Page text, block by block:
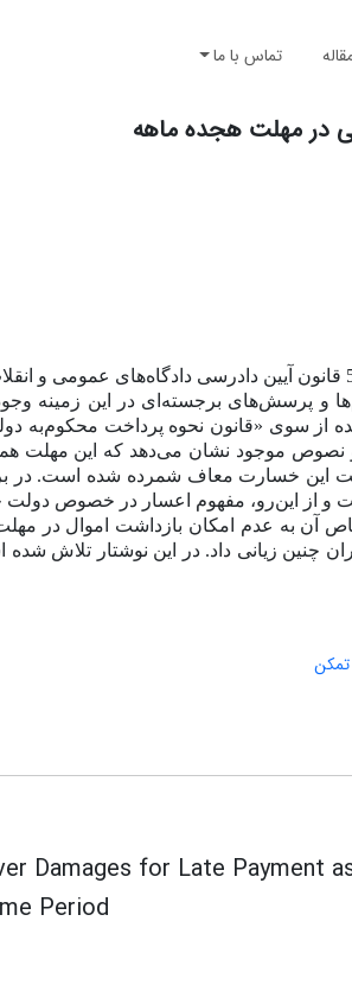
تماس با ما
در مهلت هجده ماهه
با وجود سپری شدن بیش از بیست سال از تصویب قاعده‌ فراگیر (ماده 522 قانون آیین
و پرسش‌های برجسته‌ای در این زمینه
از سوی «قانون نحوه پرداخت محکوم‌به
حقوقی و نصوص موجود نشان می‌دهد که این
خسارت معاف شمرده شده است. در
و از این‌رو، مفهوم اعسار در خصوص
آن به عدم امکان بازداشت اموال در
چنین زیانی داد. در این نوشتار تلاش
تمکن
Damages for Late Payment
Period